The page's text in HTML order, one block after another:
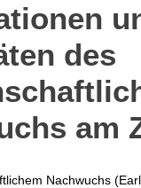
des
am
Nachwuchs